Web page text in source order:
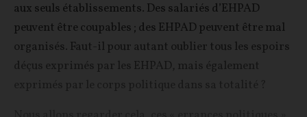
aux seuls établissements. Des salariés d’EHPAD
peuvent être coupables ; des EHPAD peuvent être mal
organisés. Faut-il pour autant oublier tous les espoirs
déçus exprimés par les EHPAD, mais également